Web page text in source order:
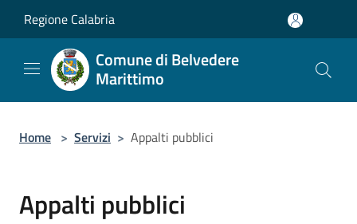
Regione Calabria
Comune di Belvedere
Marittimo
Home > Servizi > Appalti pubblici
Appalti pubblici